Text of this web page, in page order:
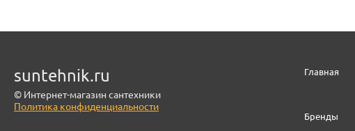
suntehnik.ru
© Интернет-магазин сантехники
Политика конфиденциальности
Главная
Бренды